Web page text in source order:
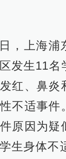
，上海浦
发生11名
红、鼻炎
不适事件
原因为疑
生身体不